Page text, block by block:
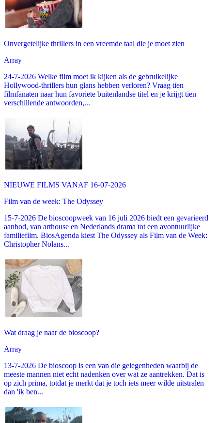
Onvergetelijke thrillers in een vreemde taal die je moet zien
Array
24-7-2026 Welke film moet ik kijken als de gebruikelijke
Hollywood-thrillers hun glans hebben verloren? Vraag tien
filmfanaten naar hun favoriete buitenlandse titel en je krijgt tien
verschillende antwoorden,...
NIEUWE FILMS VANAF 16-07-2026
Film van de week: The Odyssey
15-7-2026 De bioscoopweek van 16 juli 2026 biedt een gevarieerd
aanbod, van arthouse en Nederlands drama tot een avontuurlijke
familiefilm. BiosAgenda kiest The Odyssey als Film van de Week:
Christopher Nolans...
Wat draag je naar de bioscoop?
Array
13-7-2026 De bioscoop is een van die gelegenheden waarbij de
meeste mannen niet echt nadenken over wat ze aantrekken. Dat is
op zich prima, totdat je merkt dat je toch iets meer wilde uitstralen
dan 'ik ben...